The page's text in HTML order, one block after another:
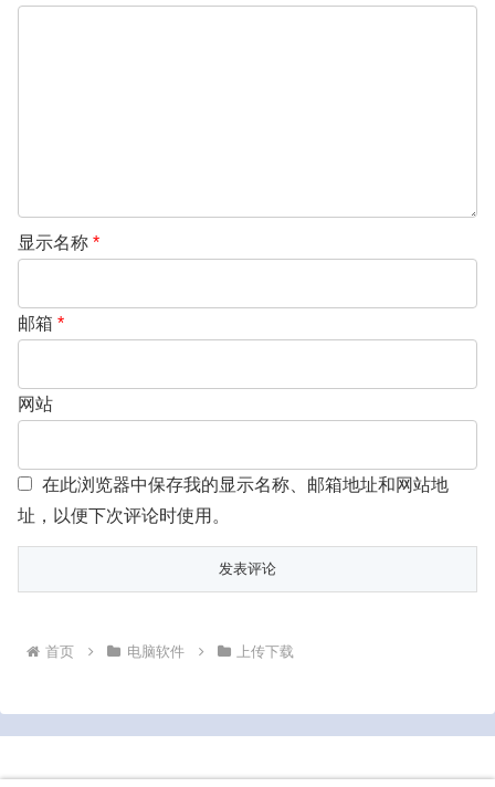
显示名称 *
邮箱 *
网站
在此浏览器中保存我的显示名称、邮箱地址和网站地
址，以便下次评论时使用。
首页 电脑软件 上传下载